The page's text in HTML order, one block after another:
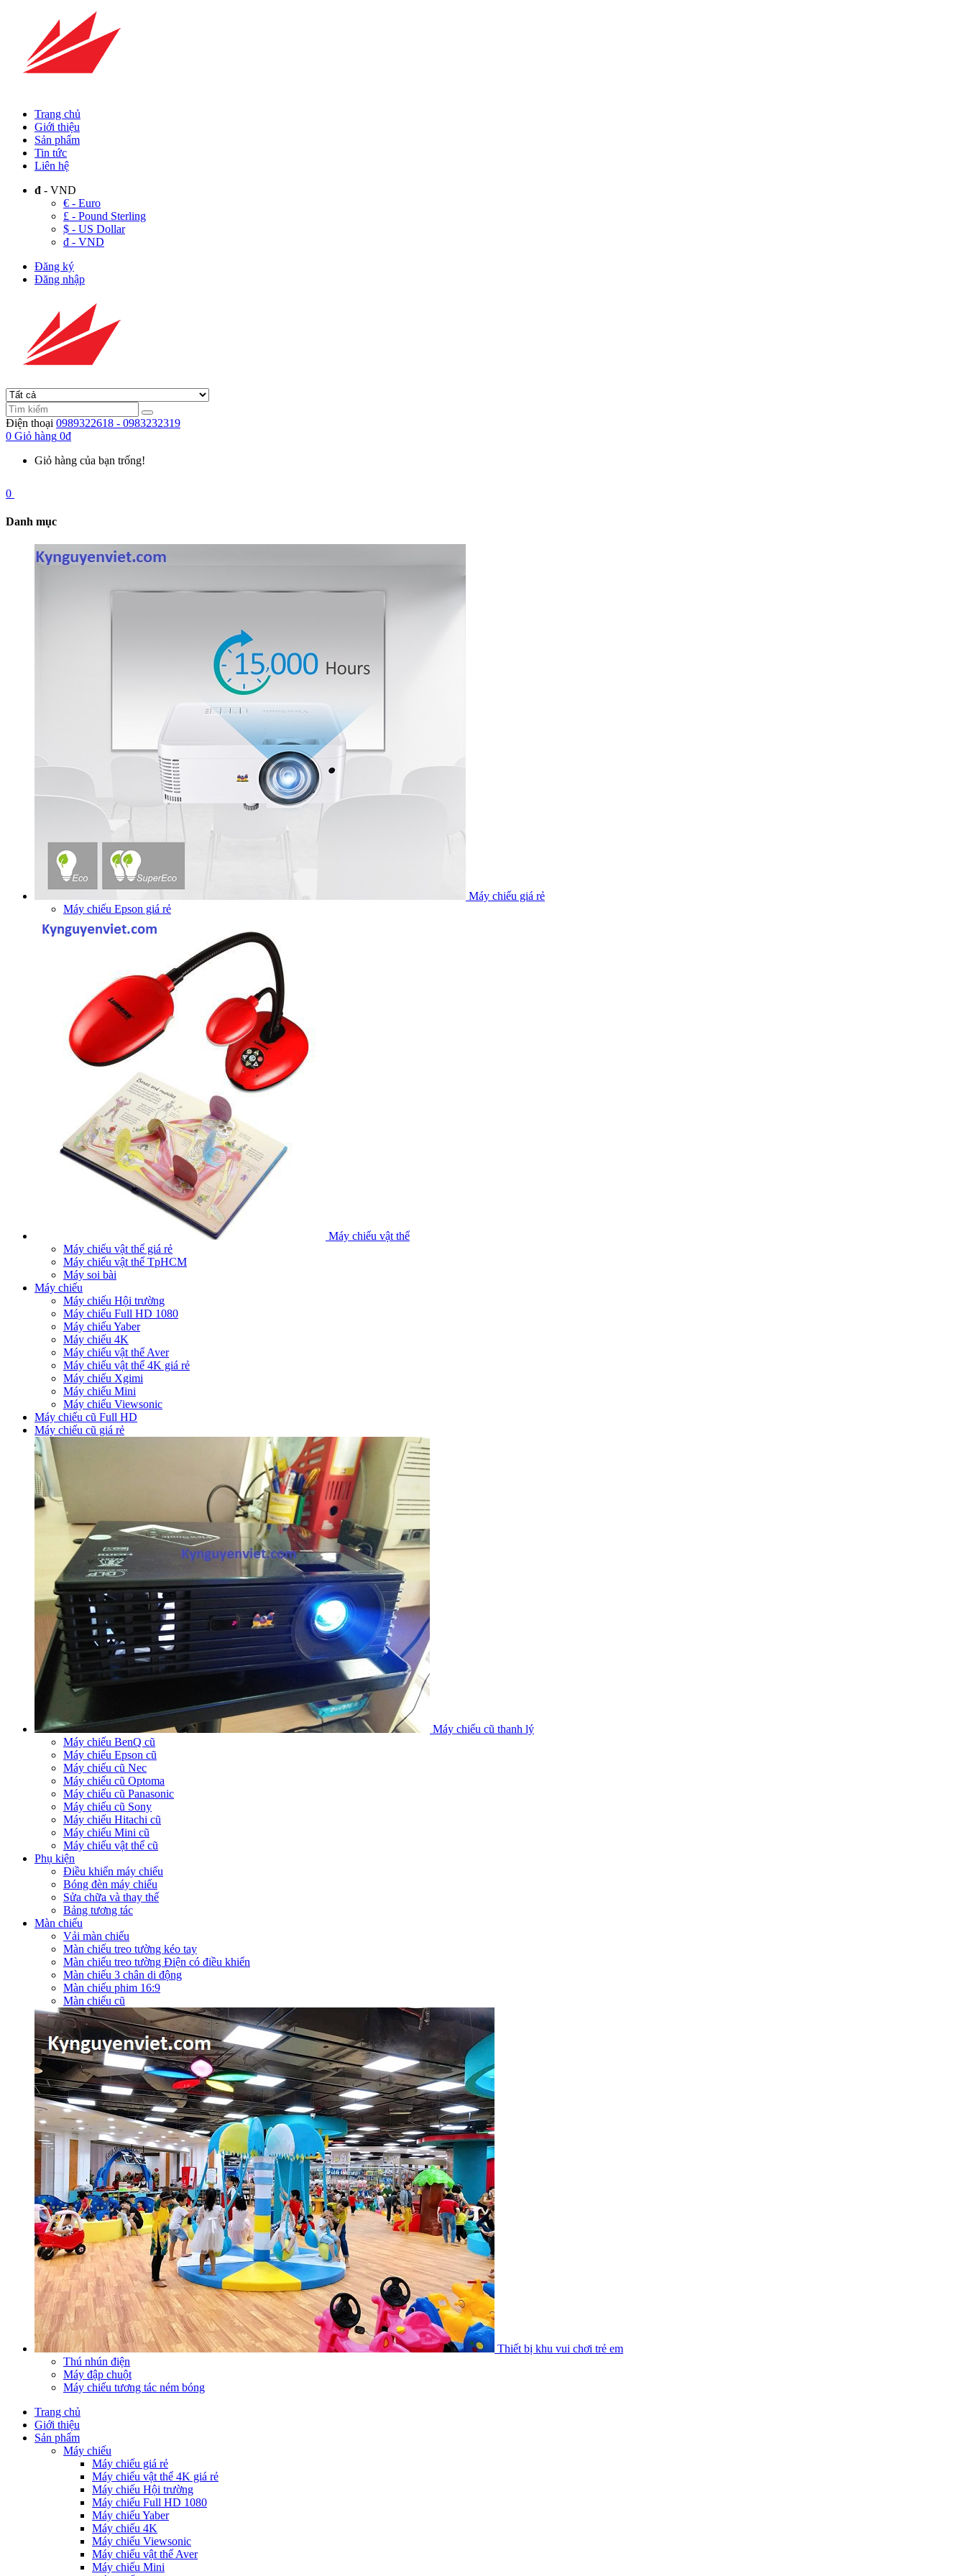
Trang chủ
Giới thiệu
Sản phẩm
Tin tức
Liên hệ
đ - VND
€ - Euro
£ - Pound Sterling
$ - US Dollar
đ - VND
Đăng ký
Đăng nhập
Điện thoại 0989322618 - 0983232319
0 Giỏ hàng 0đ
Giỏ hàng của bạn trống!
0
Danh mục
Máy chiếu giá rẻ
Máy chiếu Epson giá rẻ
Máy chiếu vật thể
Máy chiếu vật thể giá rẻ
Máy chiếu vật thể TpHCM
Máy soi bài
Máy chiếu
Máy chiếu Hội trường
Máy chiếu Full HD 1080
Máy chiếu Yaber
Máy chiếu 4K
Máy chiếu vật thể Aver
Máy chiếu vật thể 4K giá rẻ
Máy chiếu Xgimi
Máy chiếu Mini
Máy chiếu Viewsonic
Máy chiếu cũ Full HD
Máy chiếu cũ giá rẻ
Máy chiếu cũ thanh lý
Máy chiếu BenQ cũ
Máy chiếu Epson cũ
Máy chiếu cũ Nec
Máy chiếu cũ Optoma
Máy chiếu cũ Panasonic
Máy chiếu cũ Sony
Máy chiếu Hitachi cũ
Máy chiếu Mini cũ
Máy chiếu vật thể cũ
Phụ kiện
Điều khiển máy chiếu
Bóng đèn máy chiếu
Sửa chữa và thay thế
Bảng tương tác
Màn chiếu
Vải màn chiếu
Màn chiếu treo tường kéo tay
Màn chiếu treo tường Điện có điều khiển
Màn chiếu 3 chân di động
Màn chiếu phim 16:9
Màn chiếu cũ
Thiết bị khu vui chơi trẻ em
Thú nhún điện
Máy đập chuột
Máy chiếu tương tác ném bóng
Trang chủ
Giới thiệu
Sản phẩm
Máy chiếu
Máy chiếu giá rẻ
Máy chiếu vật thể 4K giá rẻ
Máy chiếu Hội trường
Máy chiếu Full HD 1080
Máy chiếu Yaber
Máy chiếu 4K
Máy chiếu Viewsonic
Máy chiếu vật thể Aver
Máy chiếu Mini